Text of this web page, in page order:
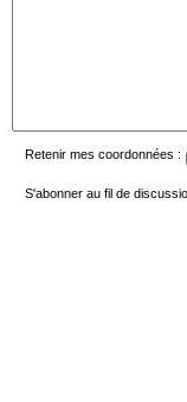
Retenir mes coordonnées :
S'abonner au fil de